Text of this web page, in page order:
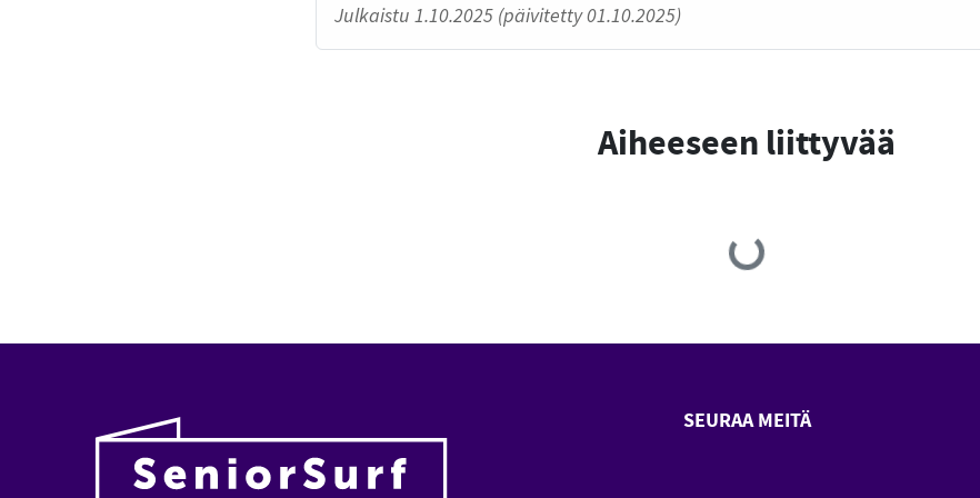
Julkaistu 1.10.2025 (päivitetty 01.10.2025)
Aiheeseen liittyvää
Loading...
SEURAA MEITÄ